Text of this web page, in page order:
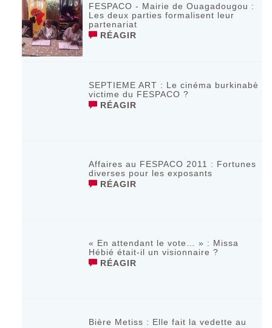
FESPACO - Mairie de Ouagadougou :
Les deux parties formalisent leur
partenariat
RÉAGIR
SEPTIEME ART : Le cinéma burkinabè
victime du FESPACO ?
RÉAGIR
Affaires au FESPACO 2011 : Fortunes
diverses pour les exposants
RÉAGIR
« En attendant le vote… » : Missa
Hébié était-il un visionnaire ?
RÉAGIR
Bière Metiss : Elle fait la vedette au